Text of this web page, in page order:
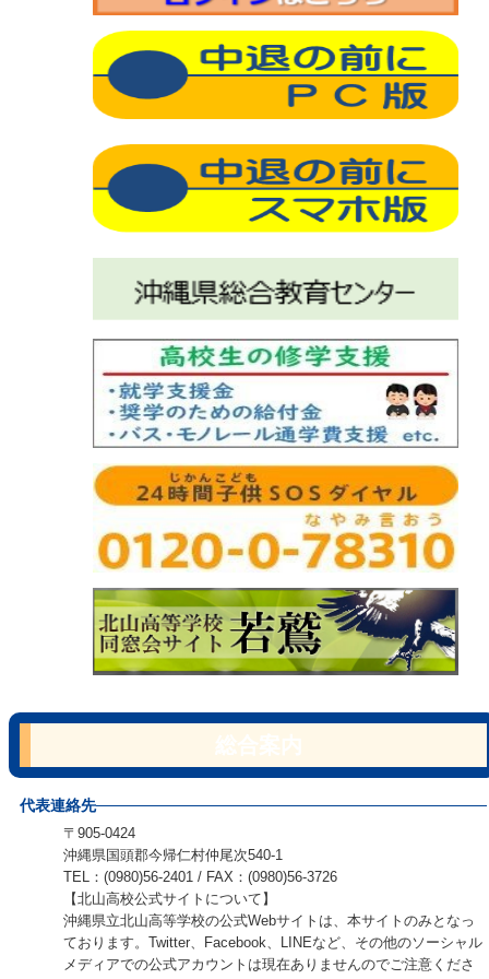
代表連絡先
〒905-0424
沖縄県国頭郡今帰仁村仲尾次540-1
TEL：(0980)56-2401 / FAX：(0980)56-3726
【北山高校公式サイトについて】
沖縄県立北山高等学校の公式Webサイトは、本サイトのみとなっ
ております。Twitter、Facebook、LINEなど、その他のソーシャル
メディアでの公式アカウントは現在ありませんのでご注意くださ